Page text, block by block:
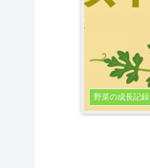
野菜の成長記録